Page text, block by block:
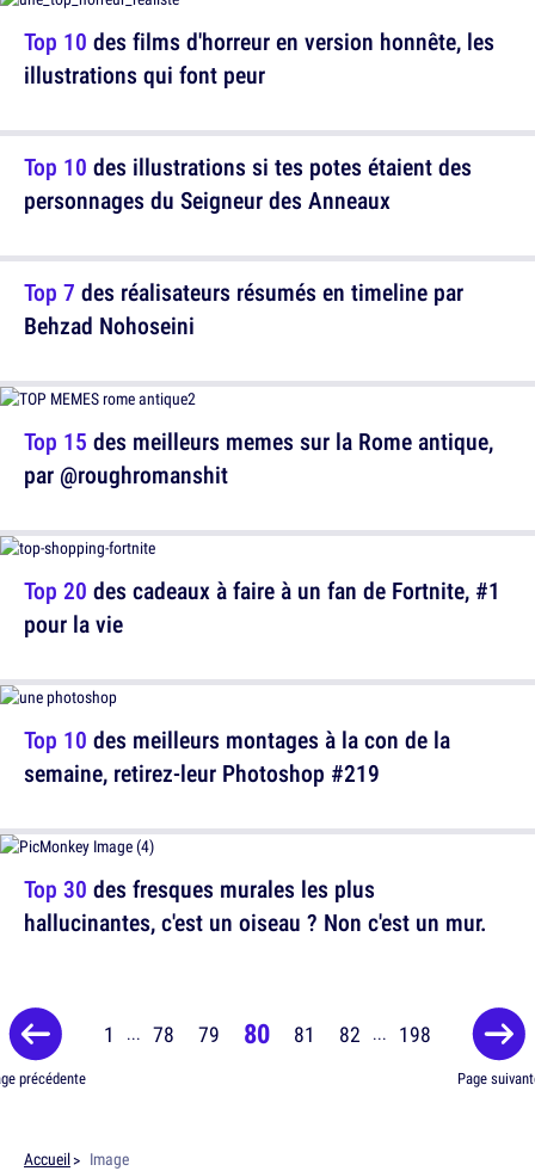
Top 10 des illustrations si tes potes étaient des
personnages du Seigneur des Anneaux
Top 15 des meilleurs memes sur la Rome antique,
par @roughromanshit
Top 10 des meilleurs montages à la con de la
semaine, retirez-leur Photoshop #219
Top 10 des films d'horreur en version honnête, les
illustrations qui font peur
Top 7 des réalisateurs résumés en timeline par
Behzad Nohoseini
Top 20 des cadeaux à faire à un fan de Fortnite, #1
pour la vie
Top 30 des fresques murales les plus
hallucinantes, c'est un oiseau ? Non c'est un mur.
précédente
1 ... 78 79 80 81 82 ... 198
Page
Accueil Image